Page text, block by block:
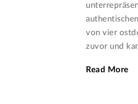
von vier
zuvor und
Read More